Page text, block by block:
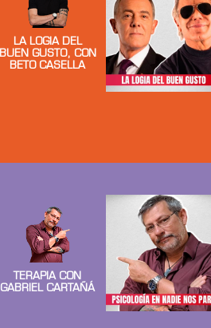
LA LOGIA DEL
BUEN GUSTO, CON
BETO CASELLA
TERAPIA CON
GABRIEL CARTAÑÁ